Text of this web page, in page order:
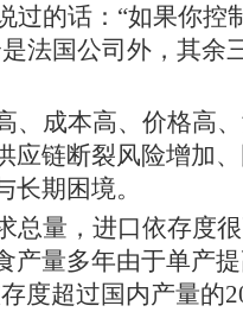
过的话： “如果你控
法国公司外，其余
成本高、价格高
链断裂风险增加
期困境。
总量，进口依存度
量多年由于单产
度超过国内产量的